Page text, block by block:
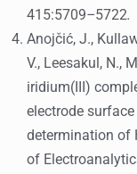
415:5709–5722.
Anojčić, J.,
V., Leesakul, N.,
iridium(III)
electrode
determination of
of